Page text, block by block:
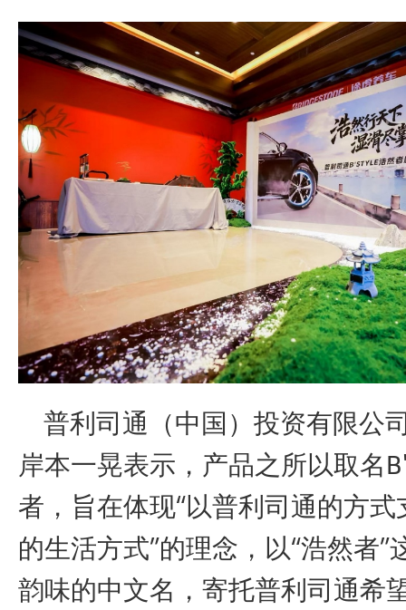
普利司通（中国）投资有限公
岸本一晃表示，产品之所以取名
者，旨在体现“以普利司通的方
的生活方式”的理念，以“浩然者”
韵味的中文名，寄托普利司通希